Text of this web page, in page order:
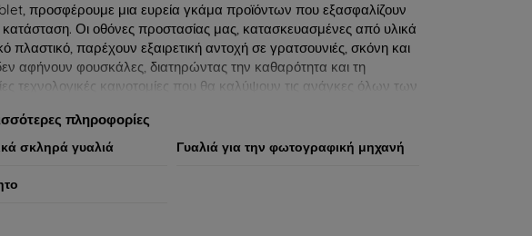
προσφέρουμε μια ευρεία γκάμα προϊόντων που εξασφαλίζουν
Οι οθόνες προστασίας μας, κατασκευασμένες από υλικά
πλαστικό, παρέχουν εξαιρετική αντοχή σε γρατσουνιές, σκόνη και
αφήνουν φουσκάλες, διατηρώντας την καθαρότητα και τη
τεχνολογικές καινοτομίες που θα καλύψουν τις ανάγκες όλων των
πληροφορίες
σκληρά γυαλιά Γυαλιά για την φωτογραφική μηχανή